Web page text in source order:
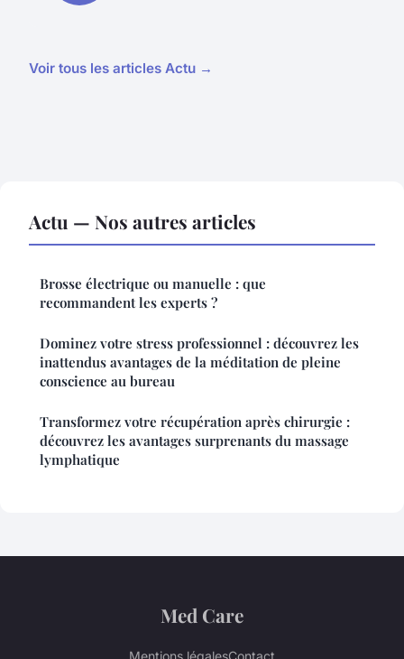
Voir tous les articles Actu →
Actu — Nos autres articles
Brosse électrique ou manuelle : que
recommandent les experts ?
Dominez votre stress professionnel : découvrez les
inattendus avantages de la méditation de pleine
conscience au bureau
Transformez votre récupération après chirurgie :
découvrez les avantages surprenants du massage
lymphatique
Med Care